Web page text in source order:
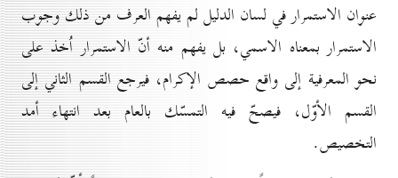
عنوان الاستمرار في لسان الدليل لم يفهم العرف من ذلك وجوب
الاستمرار بمعناه الاسمي، بل يفهم منه أنّ الاستمرار اُخذ على
نحو المعرفية إلى واقع حصص الإكرام، فيرجع القسم الثاني إلى
القسم الأوّل، فيصحّ فيه التمسّك بالعام بعد انتهاء أمد
التخصيص.